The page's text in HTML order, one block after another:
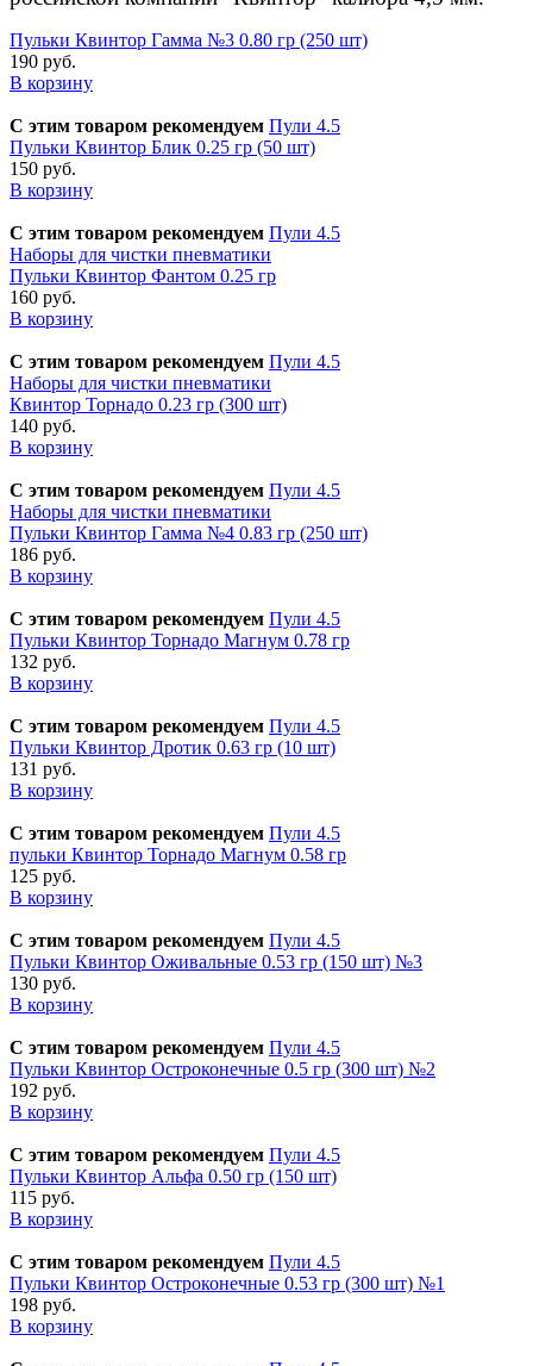
Пульки Квинтор Гамма №3 0.80 гр (250 шт)
190 руб.
В корзину
С этим товаром рекомендуем Пули 4.5
Пульки Квинтор Блик 0.25 гр (50 шт)
150 руб.
В корзину
С этим товаром рекомендуем Пули 4.5
Наборы для чистки пневматики
Пульки Квинтор Фантом 0.25 гр
160 руб.
В корзину
С этим товаром рекомендуем Пули 4.5
Наборы для чистки пневматики
Квинтор Торнадо 0.23 гр (300 шт)
140 руб.
В корзину
С этим товаром рекомендуем Пули 4.5
Наборы для чистки пневматики
Пульки Квинтор Гамма №4 0.83 гр (250 шт)
186 руб.
В корзину
С этим товаром рекомендуем Пули 4.5
Пульки Квинтор Торнадо Магнум 0.78 гр
132 руб.
В корзину
С этим товаром рекомендуем Пули 4.5
Пульки Квинтор Дротик 0.63 гр (10 шт)
131 руб.
В корзину
С этим товаром рекомендуем Пули 4.5
пульки Квинтор Торнадо Магнум 0.58 гр
125 руб.
В корзину
С этим товаром рекомендуем Пули 4.5
Пульки Квинтор Оживальные 0.53 гр (150 шт) №3
130 руб.
В корзину
С этим товаром рекомендуем Пули 4.5
Пульки Квинтор Остроконечные 0.5 гр (300 шт) №2
192 руб.
В корзину
С этим товаром рекомендуем Пули 4.5
Пульки Квинтор Альфа 0.50 гр (150 шт)
115 руб.
В корзину
С этим товаром рекомендуем Пули 4.5
Пульки Квинтор Остроконечные 0.53 гр (300 шт) №1
198 руб.
В корзину